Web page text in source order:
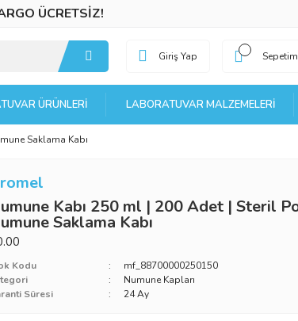
ÜCRETSİZ!
Giriş Yap Sepetim
ÜRÜNLERI LABORATUVAR MALZEMELERI
Saklama Kabı
Kabı 250 ml | 200 Adet | Steril
Saklama Kabı
Kodu
mf_88700000250150
Numune Kapları
Süresi
24 Ay